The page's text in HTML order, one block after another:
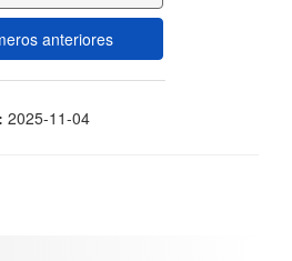
anteriores
2025-11-04